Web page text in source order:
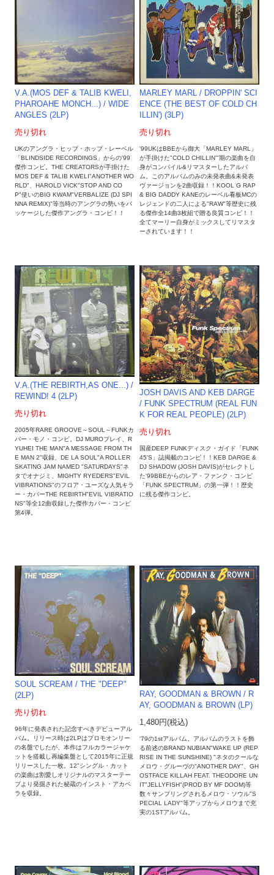
V.A.(MOS DEF & TALIB KWELI,
PHAROAHE MONCH...) / WIDE
ANGLES (2LP)
売り切れ
UKのアングラ・ヒップ・ホップ・レーベル
「BLINDSIDE RECORDINGS」からの'99
傑作コンピ。THE CREATORSが手掛けた
MOS DEF & TALIB KWELI"ANOTHER WO
RLD"、HAROLD VICK"STOP AND CO
P"使いのBIG KWAM"VERBALIZE (DJ SPI
NNA REMIX)"等当時のアングラの勢いをパ
ッケージした傑作アングラ・コンピ！！
MARLEY MARL / DROPPIN' SCI
ENCE (THE BEST OF COLD CH
ILLIN') (3LP)
売り切れ
'99UKはBBEから御大「MARLEY MARL」
が手掛けた"COLD CHILLIN'"期の楽曲を自
身がコンパイル&リマスターしたアルバ
ム。このアルバムのみの未発表曲&未発表
ヴァージョンを2曲収録！！KOOL G RAP
& BIG DADDY KANEのレーベル看板MCの
レジェンドの二人による"RAW"等歴史に残
る傑作全14曲3枚組で贈る良質コンピ！！
全てマーリー自身がミックスしてリマスタ
ーされています！！
V.A.(THE REBIRTH,AS ONE...) /
REWIND! 4 (2LP)
売り切れ
2005年RARE GROOVE～SOUL～FUNKカ
バー・モノ・コンピ。DJ MUROプレイ、R
YUHEI THE MAN"A MESSAGE FROM TH
E MAN 2"収録、DE LA SOUL"A ROLLER
SKATING JAM NAMED "SATURDAYS"ネ
タでオナジミ、MIGHTY RYEDERS"EVIL
VIBRATIONS"のフロア・ユーズな人気キラ
ー・カバーTHE REBIRTH"EVIL VIBRATIO
NS"等全12曲収録した傑作カバー・コンピ
第4弾。
JOSH DAVIS AND KEB DARGE
/ FUNK SPECTRUM (REAL FUN
K FOR REAL PEOPLE) (2LP)
売り切れ
国産DEEP FUNKディスク・ガイド「FUNK
45'S」誌掲載のコンピ！！KEB DARGE &
DJ SHADOW (JOSH DAVIS)がセレクトし
た'99BBEからのレア・ファンク・コンピ
「FUNK SPECTRUM」の第一弾！！歴史
に残る傑作コンピ。
SOUL SCREAM / THE "DEEP"
(2LP)
売り切れ
96年に発表された記念すべきデビューアル
バム。リリース時は2LPはプロモオンリー
の名盤でしたが、本作はフルカラージャケ
ットを搭載し再編集盤として2015年に正規
リリースした一枚。12"シングル・カット
の楽曲は割愛しオリジナルのマスターテー
プより発掘された秘蔵のインスト・アカペ
ラを収録。
RAY, GOODMAN & BROWN / R
AY, GOODMAN & BROWN (LP)
1,480円(税込)
'79の1stアルバム。アルバムのラストを飾
る前述のBRAND NUBIAN"WAKE UP (REP
RISE IN THE SUNSHINE) "ネタのクールな
メロウ・グルーヴの"ANOTHER DAY"、GH
OSTFACE KILLAH FEAT. THEODORE UN
IT"JELLYFISH"(PROD BY MF DOOM)等
数々サンプリングされるメロウ・ソウル"S
PECIAL LADY"等アップからメロウまで充
実の1STアルバム。